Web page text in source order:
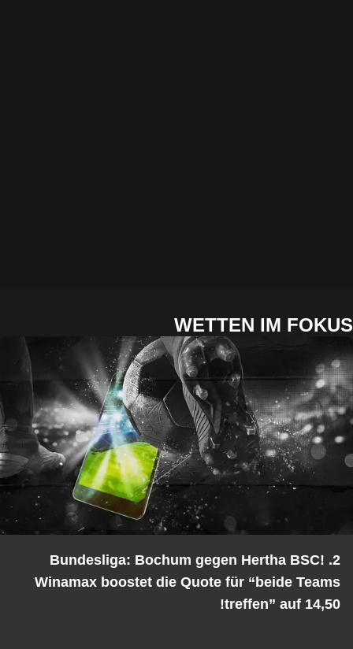
WETTEN IM FOKUS
2. Bundesliga: Bochum gegen Hertha BSC!
Winamax boostet die Quote für “beide Teams
treffen” auf 14,50!